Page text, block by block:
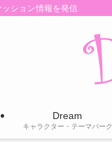
ション情報を発信
Dream
キャラクター・テーマパーク